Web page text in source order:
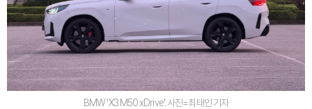
BMW 'X3 M50 xDrive'. 사진=최태인 기자